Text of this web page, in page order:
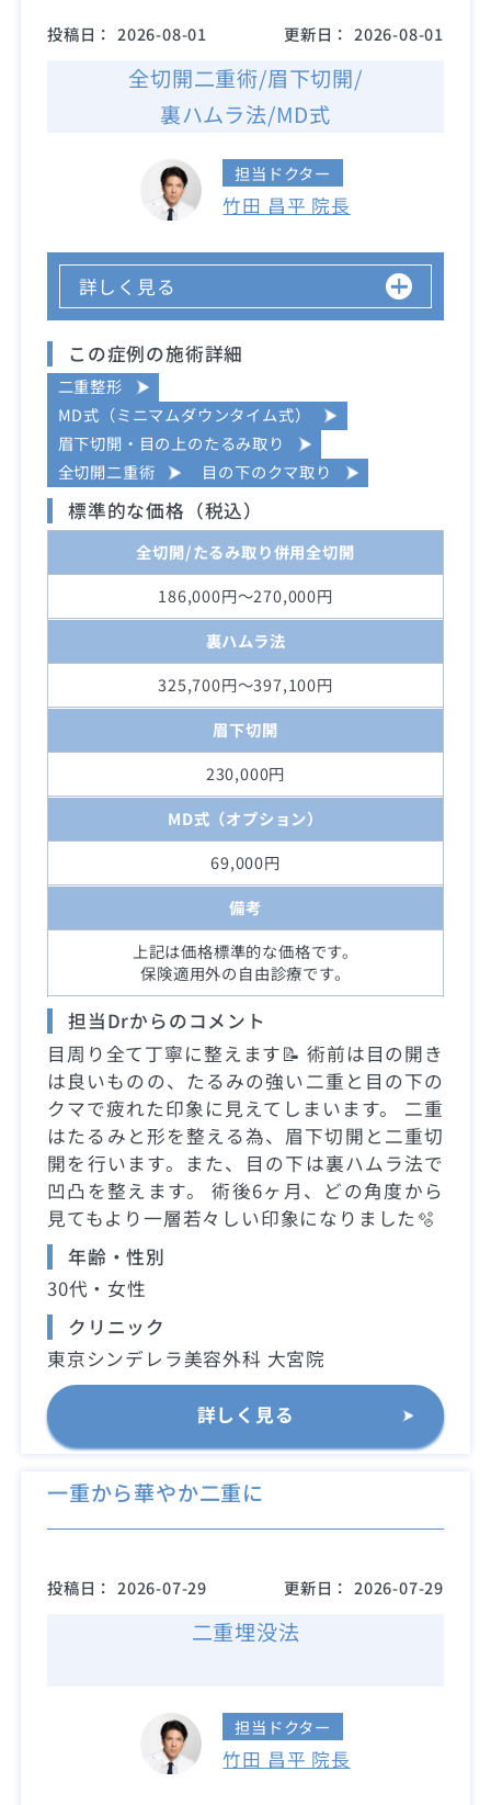
投稿日： 2026-08-01 更新日： 2026-08-01
全切開二重術/眉下切開/
裏ハムラ法/MD式
担当ドクター
竹田 昌平 院長
詳しく見る
この症例の施術詳細
二重整形
MD式（ミニマムダウンタイム式）
眉下切開・目の上のたるみ取り
全切開二重術
目の下のクマ取り
標準的な価格（税込）
全切開/たるみ取り併用全切開
186,000円～270,000円
裏ハムラ法
325,700円～397,100円
眉下切開
230,000円
MD式（オプション）
69,000円
備考
上記は価格標準的な価格です。
保険適用外の自由診療です。
担当Drからのコメント
目周り全て丁寧に整えます📝 術前は目の開き
は良いものの、たるみの強い二重と目の下の
クマで疲れた印象に見えてしまいます。 二重
はたるみと形を整える為、眉下切開と二重切
開を行います。また、目の下は裏ハムラ法で
凹凸を整えます。 術後6ヶ月、どの角度から
見てもより一層若々しい印象になりました🫧
年齢・性別
30代・女性
クリニック
東京シンデレラ美容外科 大宮院
詳しく見る
一重から華やか二重に
投稿日： 2026-07-29 更新日： 2026-07-29
二重埋没法
担当ドクター
竹田 昌平 院長